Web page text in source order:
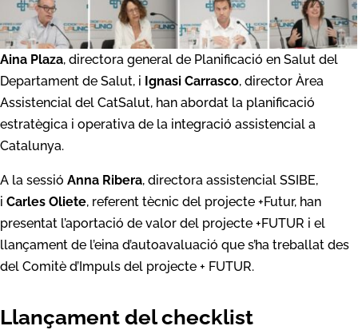
Aina Plaza, directora general de Planificació en Salut del
Departament de Salut, i Ignasi Carrasco, director Àrea
Assistencial del CatSalut, han abordat la planificació
estratègica i operativa de la integració assistencial a
Catalunya.
A la sessió Anna Ribera, directora assistencial SSIBE,
i Carles Oliete, referent tècnic del projecte +Futur, han
presentat l’aportació de valor del projecte +FUTUR i el
llançament de l’eina d’autoavaluació que s’ha treballat des
del Comitè d’Impuls del projecte + FUTUR.
Llançament del checklist